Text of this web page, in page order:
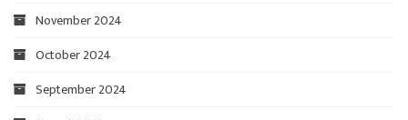
November 2024
October 2024
September 2024